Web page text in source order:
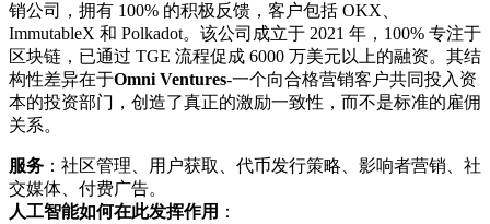
销公司，拥有 100% 的积极反馈，客户包括 OKX、
ImmutableX 和 Polkadot。该公司成立于 2021 年，100% 专注于
区块链，已通过 TGE 流程促成 6000 万美元以上的融资。其结
构性差异在于Omni Ventures-一个向合格营销客户共同投入资
本的投资部门，创造了真正的激励一致性，而不是标准的雇佣
关系。
服务 ：社区管理、用户获取、代币发行策略、影响者营销、社
交媒体、付费广告。
人工智能如何在此发挥作用 ：